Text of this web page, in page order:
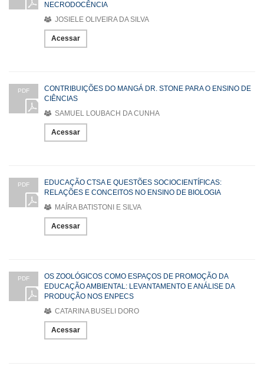
NECRODOCÊNCIA
JOSIELE OLIVEIRA DA SILVA
Acessar
PDF
CONTRIBUIÇÕES DO MANGÁ DR. STONE PARA O ENSINO DE
CIÊNCIAS
SAMUEL LOUBACH DA CUNHA
Acessar
PDF
EDUCAÇÃO CTSA E QUESTÕES SOCIOCIENTÍFICAS:
RELAÇÕES E CONCEITOS NO ENSINO DE BIOLOGIA
MAÍRA BATISTONI E SILVA
Acessar
PDF
OS ZOOLÓGICOS COMO ESPAÇOS DE PROMOÇÃO DA
EDUCAÇÃO AMBIENTAL: LEVANTAMENTO E ANÁLISE DA
PRODUÇÃO NOS ENPECS
CATARINA BUSELI DORO
Acessar